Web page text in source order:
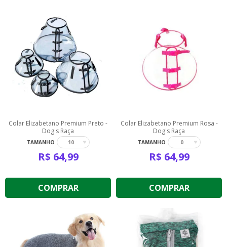
Colar Elizabetano Premium Preto -
Dog's Raça
TAMANHO 10
R$ 64,99
COMPRAR
Colar Elizabetano Premium Rosa -
Dog's Raça
TAMANHO 0
R$ 64,99
COMPRAR